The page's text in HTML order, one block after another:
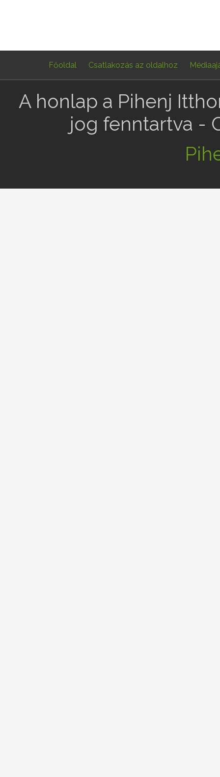
Főoldal Csatlakozás az oldalhoz
A honlap a Pihenj
jog fenntartva -